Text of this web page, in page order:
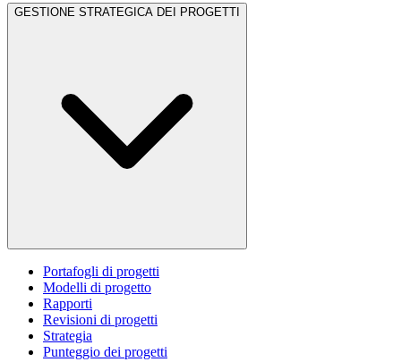
GESTIONE STRATEGICA DEI PROGETTI
Portafogli di progetti
Modelli di progetto
Rapporti
Revisioni di progetti
Strategia
Punteggio dei progetti